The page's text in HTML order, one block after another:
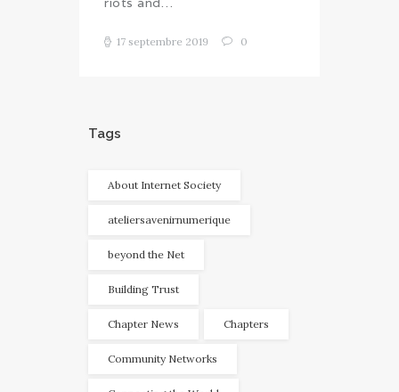
17 septembre 2019 0
Tags
About Internet Society
ateliersavenirnumerique
beyond the Net
Building Trust
Chapter News Chapters
Community Networks